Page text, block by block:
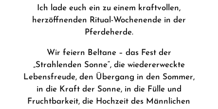
Ich lade euch ein zu einem kraftvollen,
herzöffnenden Ritual-Wochenende in der
Pferdeherde.
Wir feiern Beltane – das Fest der
„Strahlenden Sonne“, die wiedererweckte
Lebensfreude, den Übergang in den Sommer,
in die Kraft der Sonne, in die Fülle und
Fruchtbarkeit, die Hochzeit des Männlichen